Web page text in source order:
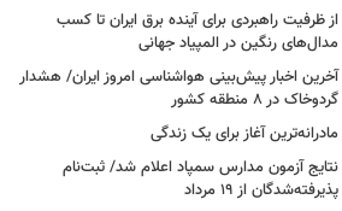
از ظرفیت راهبردی برای آینده برق ایران تا کسب
مدال‌های رنگین در المپیاد جهانی
آخرین اخبار پیش‌بینی هواشناسی امروز ایران/ هشدار
گردوخاک در ۸ منطقه کشور
مادرانه‌ترین آغاز برای یک زندگی
نتایج آزمون مدارس سمپاد اعلام شد/ ثبت‌نام
پذیرفته‌شدگان از ۱۹ مرداد